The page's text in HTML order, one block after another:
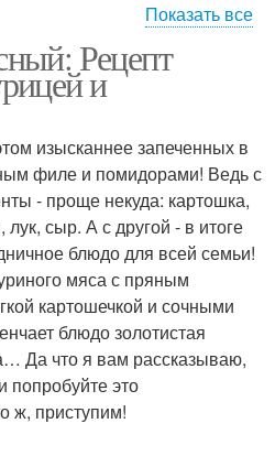
Курица с картошкой
Курица в духовке
Показать все
Рецепт
и
изысканнее запеченных в
филе и помидорами! Ведь с
- проще некуда: картошка,
сыр. А с другой - в итоге
блюдо для всей семьи!
мяса с пряным
картошечкой и сочными
блюдо золотистая
Да что я вам рассказываю,
попробуйте это
ж, приступим!